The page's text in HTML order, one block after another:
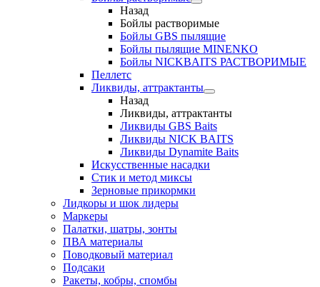
Назад
Бойлы растворимые
Бойлы GBS пылящие
Бойлы пылящие MINENKO
Бойлы NICKBAITS РАСТВОРИМЫЕ
Пеллетс
Ликвиды, аттрактанты
Назад
Ликвиды, аттрактанты
Ликвиды GBS Baits
Ликвиды NICK BAITS
Ликвиды Dynamite Baits
Искусственные насадки
Стик и метод миксы
Зерновые прикормки
Лидкоры и шок лидеры
Маркеры
Палатки, шатры, зонты
ПВА материалы
Поводковый материал
Подсаки
Ракеты, кобры, спомбы